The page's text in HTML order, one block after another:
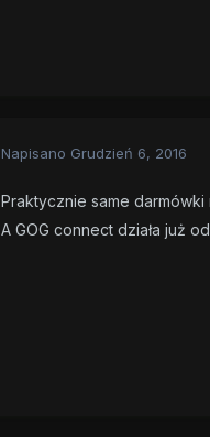
Napisano Grudzień 6, 2016
Praktycznie same
A GOG connect działa już